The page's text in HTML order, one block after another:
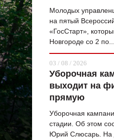
Молодых
на пятый
«ГосСтарт»,
Новгороде со 2 по...
03 / 08 / 2026
Уборочная
выходит на
прямую
Уборочная
стадии. Об этом
Юрий Слюсарь. На